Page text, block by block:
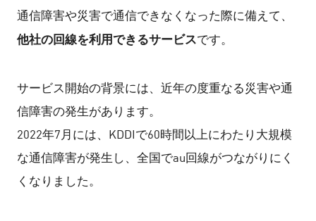
通信障害や災害で通信できなくなった際に備えて、
他社の回線を利用できるサービスです。
サービス開始の背景には、近年の度重なる災害や通
信障害の発生があります。
2022年7月には、KDDIで60時間以上にわたり大規模
な通信障害が発生し、全国でau回線がつながりにく
くなりました。